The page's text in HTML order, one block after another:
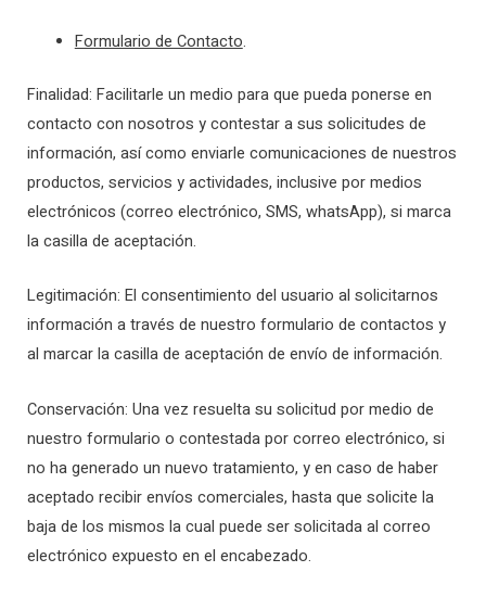
Formulario de Contacto.
Finalidad: Facilitarle un medio para que pueda ponerse en
contacto con nosotros y contestar a sus solicitudes de
información, así como enviarle comunicaciones de nuestros
productos, servicios y actividades, inclusive por medios
electrónicos (correo electrónico, SMS, whatsApp), si marca
la casilla de aceptación.
Legitimación: El consentimiento del usuario al solicitarnos
información a través de nuestro formulario de contactos y
al marcar la casilla de aceptación de envío de información.
Conservación: Una vez resuelta su solicitud por medio de
nuestro formulario o contestada por correo electrónico, si
no ha generado un nuevo tratamiento, y en caso de haber
aceptado recibir envíos comerciales, hasta que solicite la
baja de los mismos la cual puede ser solicitada al correo
electrónico expuesto en el encabezado.